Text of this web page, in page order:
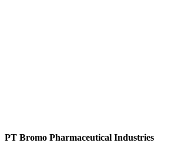
PT Bromo Pharmaceutical Industries